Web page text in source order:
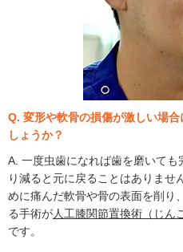
Q. 変形や軟骨の損傷が激しい場
しょうか？
A. 一度虫歯になれば歯を磨いて
り減ると元に戻ることはありませ
めに痛んだ軟骨や骨の表面を削り
る手術が人工膝関節置換術（じん
です。